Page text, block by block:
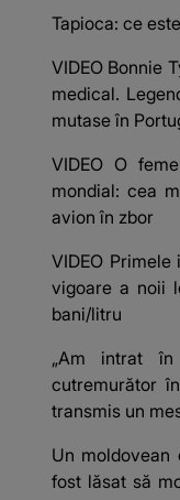
Tapioca: ce
VIDEO Bonnie
medical.
mutase în
VIDEO O
mondial: cea
avion în zbor
VIDEO
vigoare a noii
bani/litru
„Am intrat în
cutremurător
transmis un
Un
fost lăsat să